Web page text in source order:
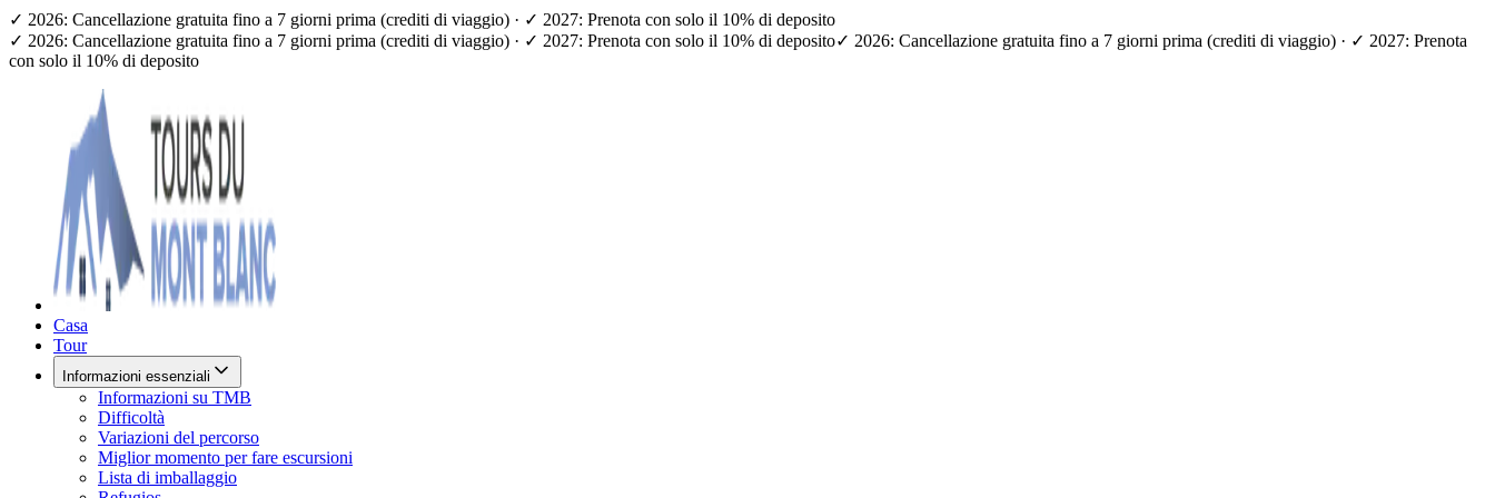
✓ 2026: Cancellazione gratuita fino a 7 giorni prima (crediti di viaggio) · ✓ 2027: Prenota con solo il 10% di deposito
✓ 2026: Cancellazione gratuita fino a 7 giorni prima (crediti di viaggio) · ✓ 2027: Prenota con solo il 10% di deposito✓ 2026: Cancellazione gratuita fino a 7 giorni prima (crediti di viaggio) · ✓ 2027: Prenota
con solo il 10% di deposito
Casa
Tour
Informazioni essenziali
Informazioni su TMB
Difficoltà
Variazioni del percorso
Miglior momento per fare escursioni
Lista di imballaggio